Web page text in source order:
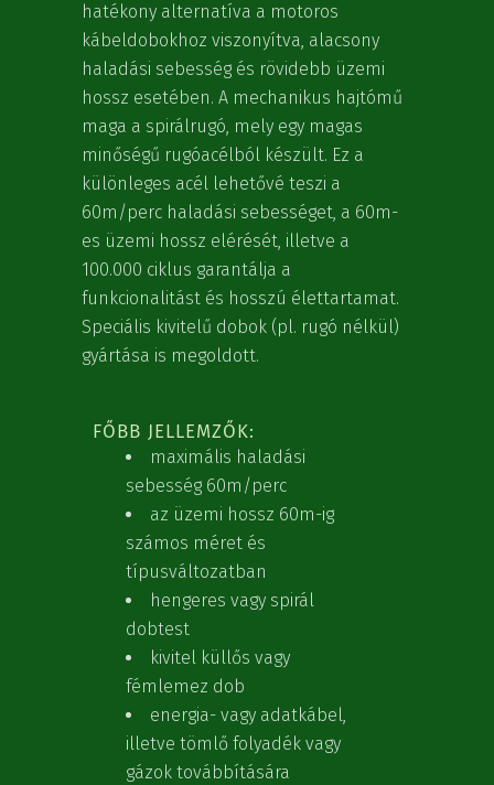
hatékony alternatíva a motoros
kábeldobokhoz viszonyítva, alacsony
haladási sebesség és rövidebb üzemi
hossz esetében. A mechanikus hajtómű
maga a spirálrugó, mely egy magas
minőségű rugóacélból készült. Ez a
különleges acél lehetővé teszi a
60m/perc haladási sebességet, a 60m-
es üzemi hossz elérését, illetve a
100.000 ciklus garantálja a
funkcionalitást és hosszú élettartamat.
Speciális kivitelű dobok (pl. rugó nélkül)
gyártása is megoldott.
FŐBB JELLEMZŐK:
maximális haladási
sebesség 60m/perc
az üzemi hossz 60m-ig
számos méret és
típusváltozatban
hengeres vagy spirál
dobtest
kivitel küllős vagy
fémlemez dob
energia- vagy adatkábel,
illetve tömlő folyadék vagy
gázok továbbítására